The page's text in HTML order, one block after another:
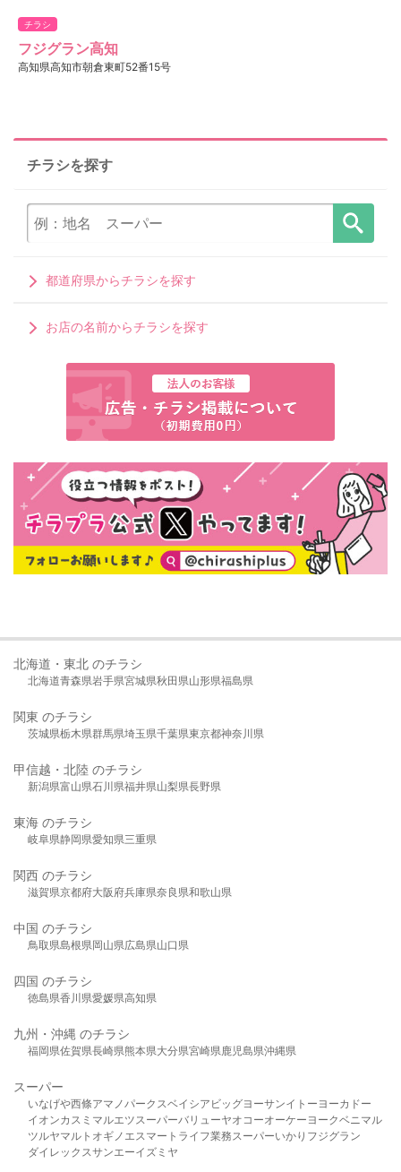
チラシ
フジグラン高知
高知県高知市朝倉東町52番15号
チラシを探す
都道府県からチラシを探す
お店の名前からチラシを探す
北海道・東北 のチラシ
北海道青森県岩手県宮城県秋田県山形県福島県
関東 のチラシ
茨城県栃木県群馬県埼玉県千葉県東京都神奈川県
甲信越・北陸 のチラシ
新潟県富山県石川県福井県山梨県長野県
東海 のチラシ
岐阜県静岡県愛知県三重県
関西 のチラシ
滋賀県京都府大阪府兵庫県奈良県和歌山県
中国 のチラシ
鳥取県島根県岡山県広島県山口県
四国 のチラシ
徳島県香川県愛媛県高知県
九州・沖縄 のチラシ
福岡県佐賀県長崎県熊本県大分県宮崎県鹿児島県沖縄県
スーパー
いなげや西條アマノパークスベイシア ビッグヨーサンイトーヨーカドー
イオンカスミ マルエツスーパーバリューヤオコーオーケー ヨークベニマル
ツルヤマルト オギノ エスマート ライフ業務スーパーいかり フジグラン
ダイレックスサンエーイズミヤ